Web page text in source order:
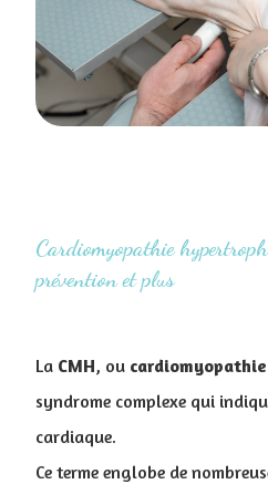
Cardiomyopathie
prévention et plus
La CMH, ou cardiomyopathie
syndrome complexe qui
cardiaque.
Ce terme englobe de